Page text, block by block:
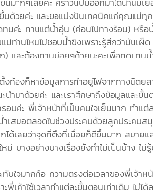
นด้วยค่ะ และขอแบ่งปันเทคนิคแก่คุณแม่ทุก
นค่ะ ทานแต่น้ำอุ่น (ค่อนไปทางร้อน) หรือ
ท่านไหนไม่ชอบน้ำขิงเพราะรู้สึกว่ามันเผ็
) และต้องทานบ่อยๆด้วยนะคะเพื่อทดแทน
งท้องก็หาข้อมูลการทำอยู่ไฟจากทางนิตย
นำมาด้วยค่ะ และเราศึกษาถึงข้อมูลและ
อบค่ะ พี่เจ้าหน้าที่เป็นคนใจเย็นมาก ทำแ
เสมอตลอดในช่วงประคบด้วยลูกประคบ
ได้เลยว่าจุดที่ตึงที่เมื่อยก็ดีขึ้นมาก สบายแ
ใหม่ บางอย่างบางเรื่องยังทำไม่เป็นบ้าง ไ
ทับใจมากคือ ความตรงต่อเวลาของพี่เจ้
ะพี่เค้าใช้เวลาทำแต่ละขั้นตอนเท่าเดิม ไม่